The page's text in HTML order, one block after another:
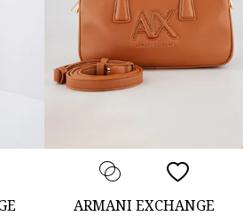
ARMANI EXCHANGE